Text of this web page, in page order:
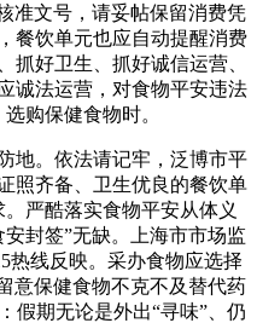
准文号，请妥帖保留消费凭
餐饮单元也应自动提醒消费
抓好卫生、抓好诚信运营、
诚法运营，对食物平安违法
购保健食物时。
。依法请记牢，泛博市平
照齐备、卫生优良的餐饮单
严酷落实食物平安从体义
封签”无缺。上海市市场监
热线反映。采办食物应选择
意保健食物不克不及替代药
假期无论是外出“寻味”、仍